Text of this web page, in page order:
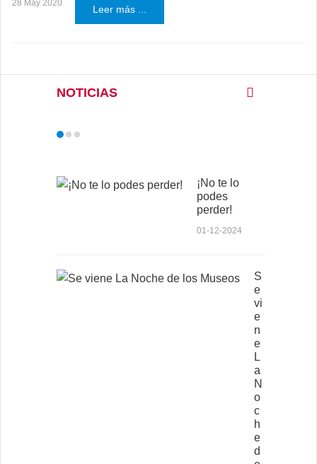
28 May 2020
Leer más ...
NOTICIAS
¡No te lo
podes
perder!
01-12-2024
S
e
vi
e
n
e
L
a
N
o
c
h
e
d